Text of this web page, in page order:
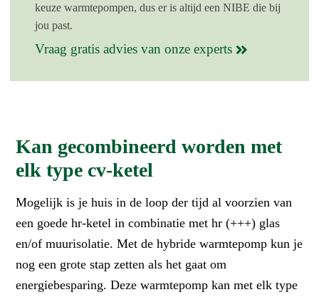
keuze warmtepompen, dus er is altijd een NIBE die bij
jou past.
Vraag gratis advies van onze experts
Kan gecombineerd worden met
elk type cv-ketel
Mogelijk is je huis in de loop der tijd al voorzien van
een goede hr-ketel in combinatie met hr (+++) glas
en/of muurisolatie. Met de hybride warmtepomp kun je
nog een grote stap zetten als het gaat om
energiebesparing. Deze warmtepomp kan met elk type